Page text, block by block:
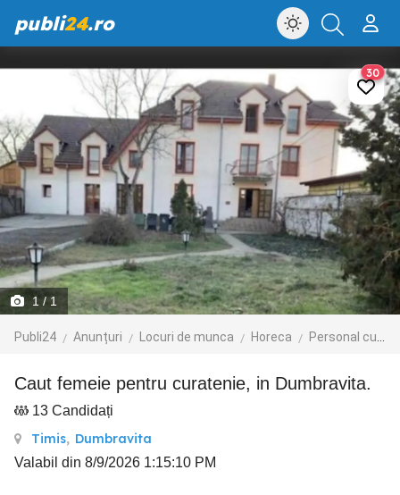
publi24.ro
1 / 1
Publi24 Anunțuri Locuri de munca Horeca Personal curatenie si cameristi
30
caut femeie pentru curatenie, in Dumbravita.
13 Candidați
Timis, Dumbravita
Valabil din 8/9/2026 1:15:10 PM